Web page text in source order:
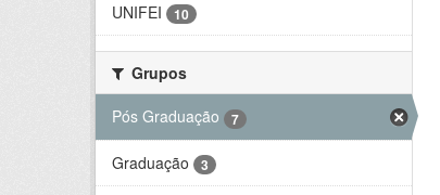
UNIFEI
10
Grupos
Pós Graduação
7
Graduação 3